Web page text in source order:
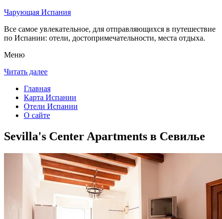
Чарующая Испания
Все самое увлекательное, для отправляющихся в путешествие
по Испании: отели, достопримечательности, места отдыха.
Меню
Читать далее
Главная
Карта Испании
Отели Испании
О сайте
Sevilla's Center Apartments в Севилье